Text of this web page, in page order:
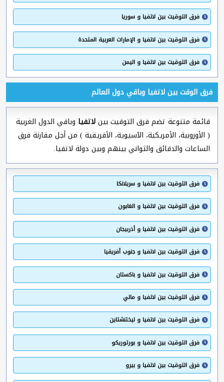
فرق التوقيت بين لاتفيا و سوريا
فرق التوقيت بين لاتفيا و الإمارات العربية المتحدة
فرق التوقيت بين لاتفيا و اليمن
فرق الوقت بين لاتفيا وباقي دول العالم
قائمة متنوعة تضم فرق التوقيت بينلاتفيا وباقي الدول الغربية
( الأوروبية، الأمريكية، الآسيوية، الأفريقية ) من أجل مقارنة فرق
الساعات والدقائق والثواني بينهم وبين دولة لاتفيا.
فرق التوقيت بين لاتفيا و سريلانكا
فرق التوقيت بين لاتفيا و الغابون
فرق التوقيت بين لاتفيا و أذربيجان
فرق التوقيت بين لاتفيا و جنوب أفريقيا
فرق التوقيت بين لاتفيا و باكستان
فرق التوقيت بين لاتفيا و مالي
فرق التوقيت بين لاتفيا و ليختنشتاين
فرق التوقيت بين لاتفيا و بورتوريكو
فرق التوقيت بين لاتفيا و بيرو